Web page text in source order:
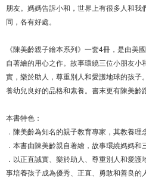
朋友。媽媽告訴小和，世界上有很多人和
同，各有好處。
《陳美齡親子繪本系列》一套4冊，是由美
自著繪的用心之作。故事環繞三位小朋友
實，樂於助人，尊重別人和愛護地球的孩子
養幼兒良好的品格和素養。書末更有陳美齡
本書特色：
．陳美齡為知名的親子教育專家，其教養理
．本書由陳美齡親自著繪，故事環繞媽媽和
．以正直誠實、樂於助人、尊重別人和愛
事培養孩子成為優秀、正直、勇敢和善良的人